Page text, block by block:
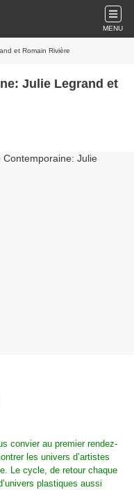
MENU
et Romain Rivière
Julie Legrand et
convier au premier rendez-
les univers d’artistes
Le cycle, de retour chaque
plastiques aussi